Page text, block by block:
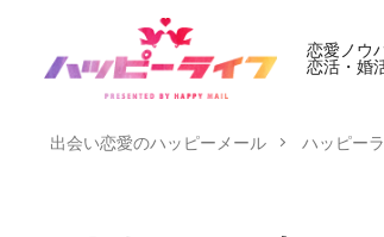
恋愛ノウ
恋活・婚
出会い恋愛のハッピーメール ハッピー